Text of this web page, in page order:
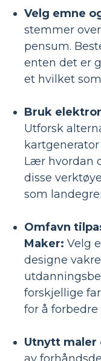
Velg emne
stemmer
pensum.
enten det er
et hvilket
Bruk
Utforsk
Lær hvordan
disse
som
Omfavn
Maker: Velg
designe
forskjellige
for å
Utnytt